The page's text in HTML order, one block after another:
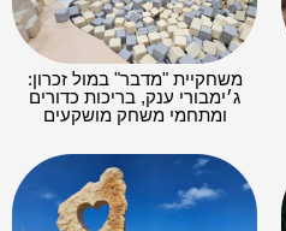
משחקיית "מדבר" במול זכרון:
ג׳ימבורי ענק, בריכות כדורים
ומתחמי משחק מושקעים